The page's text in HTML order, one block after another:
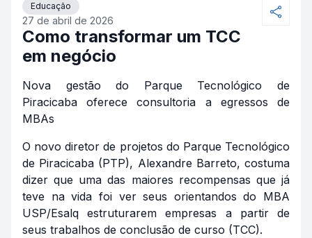
Educação
27 de abril de 2026
Como transformar um TCC
em negócio
Nova gestão do Parque Tecnológico de
Piracicaba oferece consultoria a egressos de
MBAs
O novo diretor de projetos do Parque Tecnológico
de Piracicaba (PTP), Alexandre Barreto, costuma
dizer que uma das maiores recompensas que já
teve na vida foi ver seus orientandos do MBA
USP/Esalq estruturarem empresas a partir de
seus trabalhos de conclusão de curso (TCC).